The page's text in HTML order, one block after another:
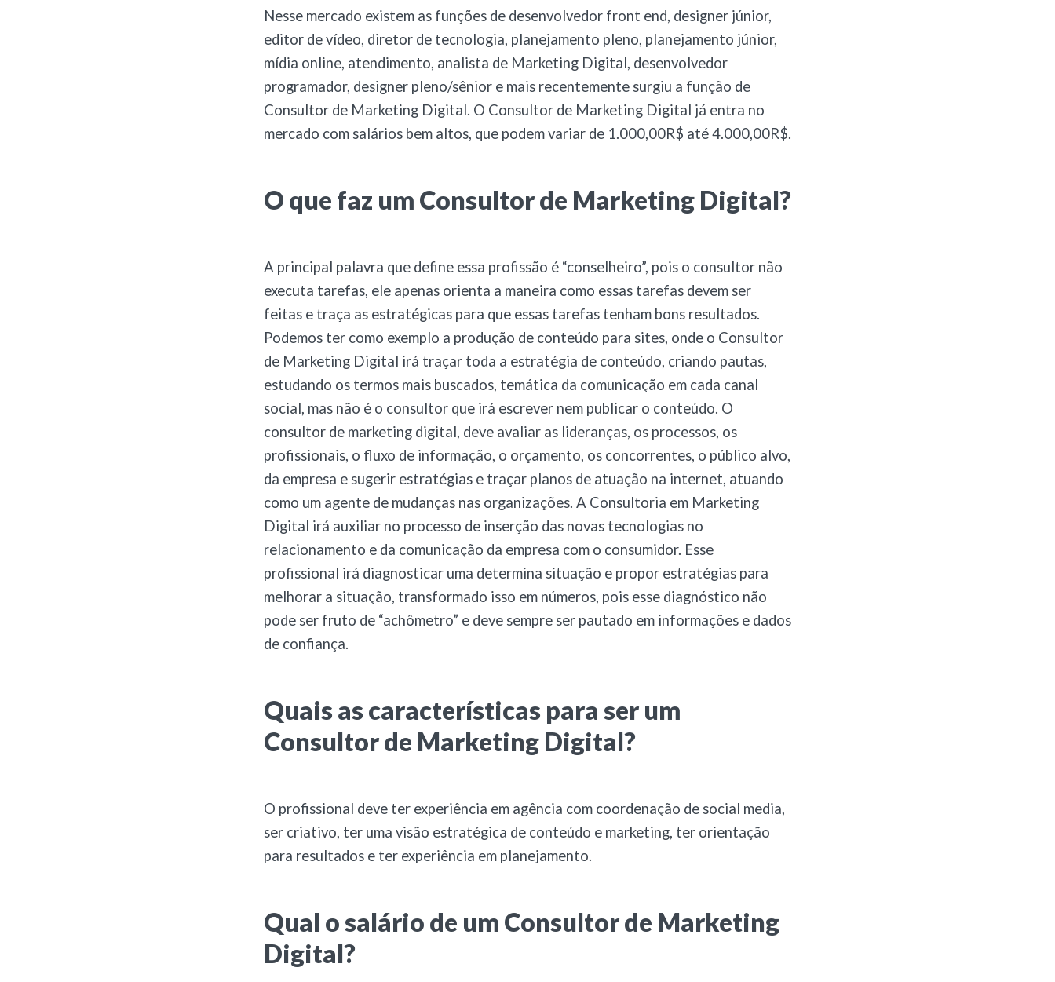
Nesse mercado existem as funções de desenvolvedor front end, designer júnior,
editor de vídeo, diretor de tecnologia, planejamento pleno, planejamento júnior,
mídia online, atendimento, analista de Marketing Digital, desenvolvedor
programador, designer pleno/sênior e mais recentemente surgiu a função de
Consultor de Marketing Digital. O Consultor de Marketing Digital já entra no
mercado com salários bem altos, que podem variar de 1.000,00R$ até 4.000,00R$.
O que faz um Consultor de Marketing Digital?
A principal palavra que define essa profissão é “conselheiro”, pois o consultor não
executa tarefas, ele apenas orienta a maneira como essas tarefas devem ser
feitas e traça as estratégicas para que essas tarefas tenham bons resultados.
Podemos ter como exemplo a produção de conteúdo para sites, onde o Consultor
de Marketing Digital irá traçar toda a estratégia de conteúdo, criando pautas,
estudando os termos mais buscados, temática da comunicação em cada canal
social, mas não é o consultor que irá escrever nem publicar o conteúdo. O
consultor de marketing digital, deve avaliar as lideranças, os processos, os
profissionais, o fluxo de informação, o orçamento, os concorrentes, o público alvo,
da empresa e sugerir estratégias e traçar planos de atuação na internet, atuando
como um agente de mudanças nas organizações. A Consultoria em Marketing
Digital irá auxiliar no processo de inserção das novas tecnologias no
relacionamento e da comunicação da empresa com o consumidor. Esse
profissional irá diagnosticar uma determina situação e propor estratégias para
melhorar a situação, transformado isso em números, pois esse diagnóstico não
pode ser fruto de “achômetro” e deve sempre ser pautado em informações e dados
de confiança.
Quais as características para ser um
Consultor de Marketing Digital?
O profissional deve ter experiência em agência com coordenação de social media,
ser criativo, ter uma visão estratégica de conteúdo e marketing, ter orientação
para resultados e ter experiência em planejamento.
Qual o salário de um Consultor de Marketing
Digital?